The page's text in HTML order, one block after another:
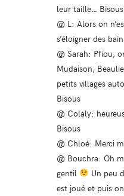
leur taille…
@ L: Alors on
s’éloigner des
@ Sarah: Pfiou,
Mudaison,
petits villages
Bisous
@ Colaly:
Bisous
@ Chloé: Merci
@ Bouchra: Oh
gentil
Un peu
est joué et puis